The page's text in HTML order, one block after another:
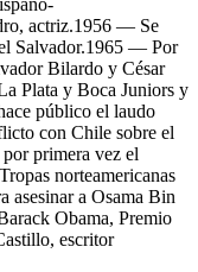
actriz.1956 — Se
Salvador.1965 — Por
Bilardo y César
Plata y Boca Juniors y
público el laudo
con Chile sobre el
primera vez el
norteamericanas
asesinar a Osama Bin
Obama, Premio
escritor